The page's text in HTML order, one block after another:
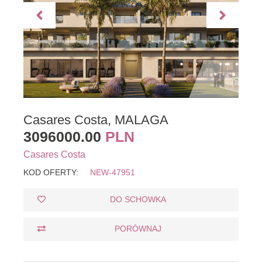
Casares Costa, MALAGA
3096000.00 PLN
Casares Costa
KOD OFERTY: NEW-47951
DO SCHOWKA
PORÓWNAJ